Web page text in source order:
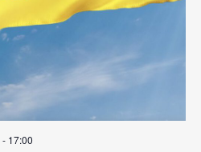
n
a
- 17:00